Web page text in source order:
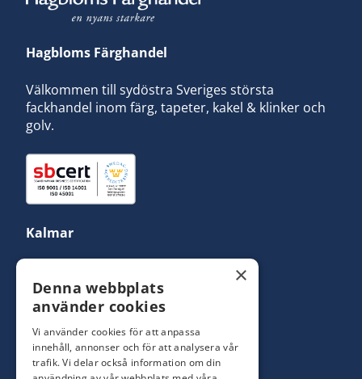
Hagbloms Färghandel
Välkommen till sydöstra Sveriges största
fackhandel inom färg, tapeter, kakel & klinker och
golv.
Kalmar
Yrkesbutik: 0480-44 28 08
info@hagblomsfarghandel.nu
Torsåsgatan 9
392 39 Kalmar
×
Denna webbplats
använder cookies
Vi använder cookies för att anpassa
innehåll, annonser och för att analysera vår
trafik. Vi delar också information om din